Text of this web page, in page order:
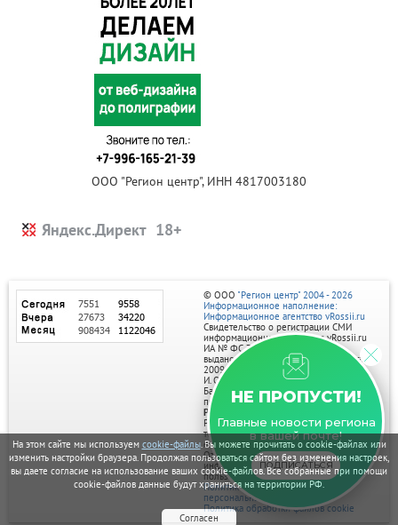
На этом сайте мы используем cookie-файлы. Вы можете прочитать о cookie-файлах или
изменить настройки браузера. Продолжая пользоваться сайтом без изменения настроек,
вы даете согласие на использование ваших cookie-файлов. Все собранные при помощи
cookie-файлов данные будут храниться на территории РФ.
Согласен
ООО "Регион центр", ИНН 4817003180
Яндекс.Директ
НЕ ПРОПУСТИ!
Главные новости региона
в вашей почте!
ПОДПИСАТЬСЯ
© ООО "Регион центр" 2004 - 2026
Информационное наполнение:
Информационное агентство vRossii.ru
Свидетельство о регистрации СМИ
информационного агентства vRossii.ru
ИА № ФС 77‑35502
выдано РОСКОМНАДЗОРом 04 марта
2009г.
И. О. Главного редактора Нарыков А. Н.
Баннеры на портале размещаются на
правах рекламы.
Реклама на портале:
Рекламное агентство "Умный маркетинг"
тел. 7-910-267-70-40,
email: umnyy.marketing@yandex.ru
Отдельные публикации могут содержать
информацию, не предназначенную для
пользователей до 18 лет.
Политика в отношении обработки
персональных данных
Политика обработки файлов cookie